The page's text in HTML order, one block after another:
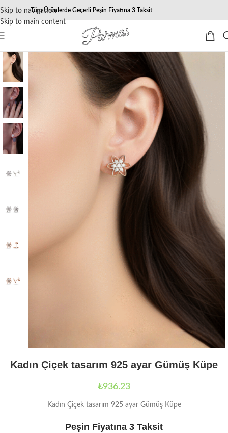
Skip to navigation
Skip to main content
Tüm Ürünlerde Geçerli Peşin Fiyatına 3 Taksit
Kadın Çiçek tasarım 925 ayar Gümüş Küpe
₺936.23
Kadın Çiçek tasarım 925 ayar Gümüş Küpe
Peşin Fiyatına 3 Taksit